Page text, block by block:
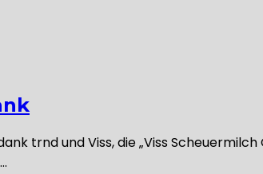
trnd und Viss, die „Viss